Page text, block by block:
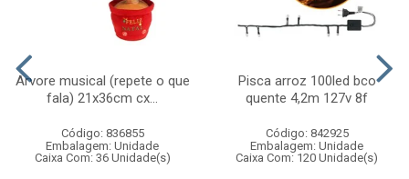
Arvore musical (repete o que
fala) 21x36cm cx...
Código: 836855
Embalagem: Unidade
Caixa Com: 36 Unidade(s)
Pisca arroz 100led bco
quente 4,2m 127v 8f
Código: 842925
Embalagem: Unidade
Caixa Com: 120 Unidade(s)